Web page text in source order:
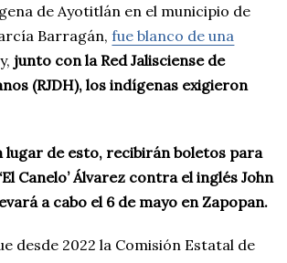
de Ayotitlán en el municipio de
Barragán,fue blanco de una
y, junto con la Red Jalisciense de
(RJDH), los indígenas exigieron
lugar de esto, recibirán boletos para
Canelo’ Álvarez contra el inglés John
a cabo el 6 de mayo en Zapopan.
desde 2022 la Comisión Estatal de